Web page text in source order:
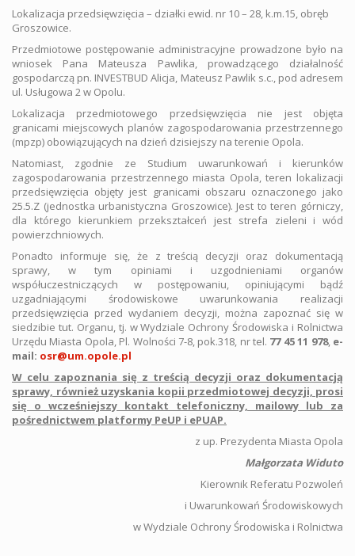
Lokalizacja przedsięwzięcia – działki ewid. nr 10 – 28, k.m.15, obręb
Groszowice.
Przedmiotowe postępowanie administracyjne prowadzone było na
wniosek Pana Mateusza Pawlika, prowadzącego działalność
gospodarczą pn. INVESTBUD Alicja, Mateusz Pawlik s.c., pod adresem
ul. Usługowa 2 w Opolu.
Lokalizacja przedmiotowego przedsięwzięcia nie jest objęta
granicami miejscowych planów zagospodarowania przestrzennego
(mpzp) obowiązujących na dzień dzisiejszy na terenie Opola.
Natomiast, zgodnie ze Studium uwarunkowań i kierunków
zagospodarowania przestrzennego miasta Opola, teren lokalizacji
przedsięwzięcia objęty jest granicami obszaru oznaczonego jako
25.5.Z (jednostka urbanistyczna Groszowice). Jest to teren górniczy,
dla którego kierunkiem przekształceń jest strefa zieleni i wód
powierzchniowych.
Ponadto informuje się, że z treścią decyzji oraz dokumentacją
sprawy, w tym opiniami i uzgodnieniami organów
współuczestniczących w postępowaniu, opiniującymi bądź
uzgadniającymi środowiskowe uwarunkowania realizacji
przedsięwzięcia przed wydaniem decyzji, można zapoznać się w
siedzibie tut. Organu, tj. w Wydziale Ochrony Środowiska i Rolnictwa
Urzędu Miasta Opola, Pl. Wolności 7-8, pok.318, nr tel. 77 45 11 978, e-
mail: osr@um.opole.pl
W celu zapoznania się z treścią decyzji oraz dokumentacją
sprawy, również uzyskania kopii przedmiotowej decyzji, prosi
się o wcześniejszy kontakt telefoniczny, mailowy lub za
pośrednictwem platformy PeUP i ePUAP.
z up. Prezydenta Miasta Opola
Małgorzata Widuto
Kierownik Referatu Pozwoleń
i Uwarunkowań Środowiskowych
w Wydziale Ochrony Środowiska i Rolnictwa